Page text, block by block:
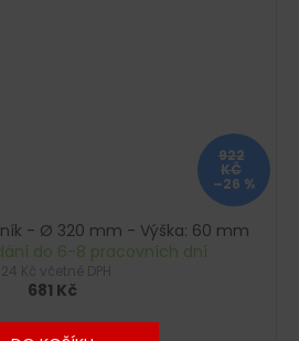
922
KČ
–26 %
- Ø 320 mm - Výška: 60 mm
do 6-8 pracovních dní
681 Kč